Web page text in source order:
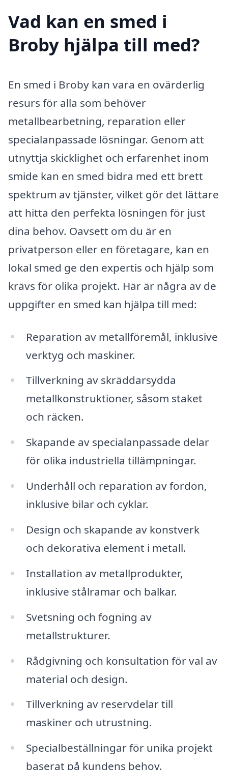
Vad kan en smed i
Broby hjälpa till med?
En smed i Broby kan vara en ovärderlig
resurs för alla som behöver
metallbearbetning, reparation eller
specialanpassade lösningar. Genom att
utnyttja skicklighet och erfarenhet inom
smide kan en smed bidra med ett brett
spektrum av tjänster, vilket gör det lättare
att hitta den perfekta lösningen för just
dina behov. Oavsett om du är en
privatperson eller en företagare, kan en
lokal smed ge den expertis och hjälp som
krävs för olika projekt. Här är några av de
uppgifter en smed kan hjälpa till med:
Reparation av metallföremål, inklusive
verktyg och maskiner.
Tillverkning av skräddarsydda
metallkonstruktioner, såsom staket
och räcken.
Skapande av specialanpassade delar
för olika industriella tillämpningar.
Underhåll och reparation av fordon,
inklusive bilar och cyklar.
Design och skapande av konstverk
och dekorativa element i metall.
Installation av metallprodukter,
inklusive stålramar och balkar.
Svetsning och fogning av
metallstrukturer.
Rådgivning och konsultation för val av
material och design.
Tillverkning av reservdelar till
maskiner och utrustning.
Specialbeställningar för unika projekt
baserat på kundens behov.